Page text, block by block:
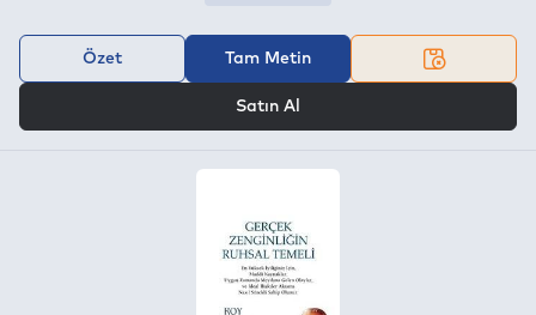
Özet Tam Metin
Satın Al